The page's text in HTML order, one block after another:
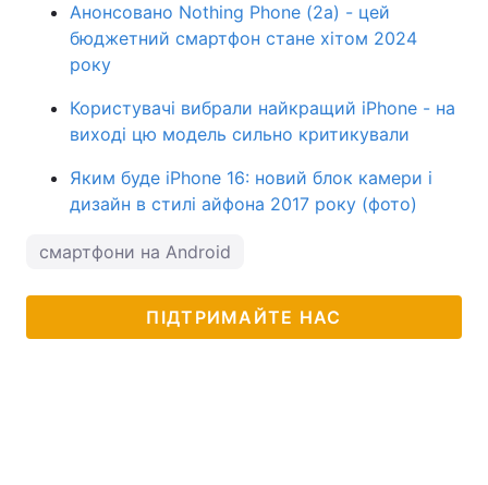
Анонсовано Nothing Phone (2a) - цей
бюджетний смартфон стане хітом 2024
року
Користувачі вибрали найкращий iPhone - на
виході цю модель сильно критикували
Яким буде iPhone 16: новий блок камери і
дизайн в стилі айфона 2017 року (фото)
смартфони на Android
ПІДТРИМАЙТЕ НАС